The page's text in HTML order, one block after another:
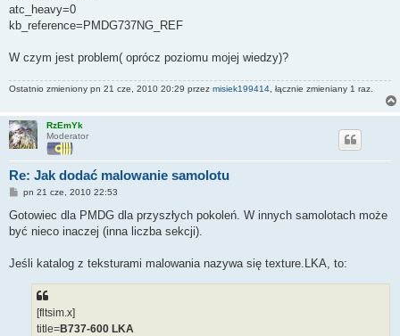
atc_heavy=0
kb_reference=PMDG737NG_REF
W czym jest problem( oprócz poziomu mojej wiedzy)?
Ostatnio zmieniony pn 21 cze, 2010 20:29 przez misiek199414 , łącznie zmieniany 1 raz.
RzEmYk
Moderator
Re: Jak dodać malowanie samolotu
P
s
pn 21 cze, 2010 22:53
Gotowiec dla PMDG dla przyszłych pokoleń. W innych samolotach może
być nieco inaczej (inna liczba sekcji).
Jeśli katalog z teksturami malowania nazywa się texture.LKA, to:
[fltsim.x]
title=B737-600 LKA